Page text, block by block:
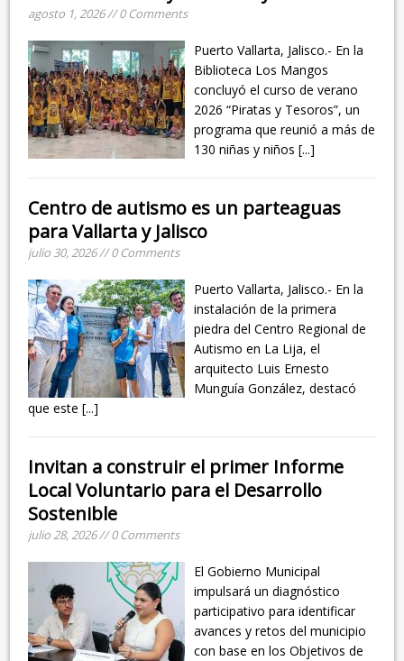
agosto 1, 2026 // 0 Comments
Puerto Vallarta, Jalisco.- En la
Biblioteca Los Mangos
concluyó el curso de verano
2026 “Piratas y Tesoros”, un
programa que reunió a más de
130 niñas y niños[...]
Centro de autismo es un parteaguas
para Vallarta y Jalisco
julio 30, 2026 // 0 Comments
Puerto Vallarta, Jalisco.- En la
instalación de la primera
piedra del Centro Regional de
Autismo en La Lija, el
arquitecto Luis Ernesto
Munguía González, destacó
que este[...]
Invitan a construir el primer Informe
Local Voluntario para el Desarrollo
Sostenible
julio 28, 2026 // 0 Comments
El Gobierno Municipal
impulsará un diagnóstico
participativo para identificar
avances y retos del municipio
con base en los Objetivos de